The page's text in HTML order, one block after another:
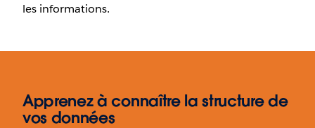
les informations.
Apprenez à connaître la structure de
vos données